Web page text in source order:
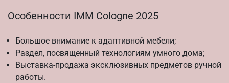
Особенности IMM Cologne 2025
Большое внимание к адаптивной мебели;
Раздел, посвященный технологиям умного дома;
Выставка-продажа эксклюзивных предметов ручной
работы.